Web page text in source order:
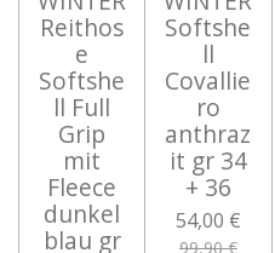
Reithos
e
Softshe
ll Full
Grip
mit
Fleece
dunkel
blau gr
Softshe
ll
Covallie
ro
anthraz
it gr 34
+ 36
54,00 €
99,90 €